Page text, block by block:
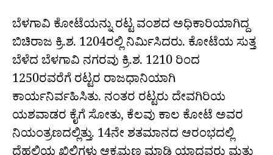
ಬೆಳಗಾವಿ ಕೋಟೆಯನ್ನು ರಟ್ಟ ವಂಶದ ಅಧಿಕಾರಿಯಾಗಿದ್ದ
ಬಿಚಿರಾಜ ಕ್ರಿ.ಶ. 1204ರಲ್ಲಿ ನಿರ್ಮಿಸಿದರು. ಕೋಟೆಯ ಸುತ್ತ
ಬೆಳೆದ ಬೆಳಗಾವಿ ನಗರವು ಕ್ರಿ.ಶ. 1210 ರಿಂದ
1250ರವರೆಗೆ ರಟ್ಟರ ರಾಜಧಾನಿಯಾಗಿ
ಕಾರ್ಯನಿರ್ವಹಿಸಿತು. ನಂತರ ರಟ್ಟರು ದೇವಗಿರಿಯ
ಯಶವಾಡರ ಕೈಗೆ ಸೋತು, ಕೆಲವು ಕಾಲ ಕೋಟೆ ಅವರ
ನಿಯಂತ್ರಣದಲ್ಲಿತ್ತು. 14ನೇ ಶತಮಾನದ ಆರಂಭದಲ್ಲಿ